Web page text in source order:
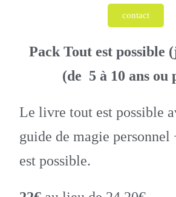
contact
Pack Tout est possible
(de 5 à 10 ans ou
Le livre tout est possible
guide de magie
est possible.